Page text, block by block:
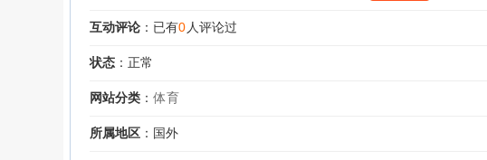
互动评论 ：已有0 人评论过
状态 ：正常
网站分类 ： 体育
所属地区 ：国外